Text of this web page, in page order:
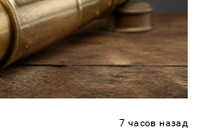
7 часов назад